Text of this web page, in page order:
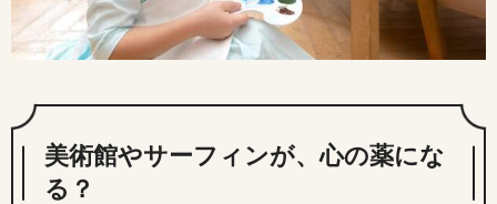
美術館やサーフィンが、心の薬にな
る？